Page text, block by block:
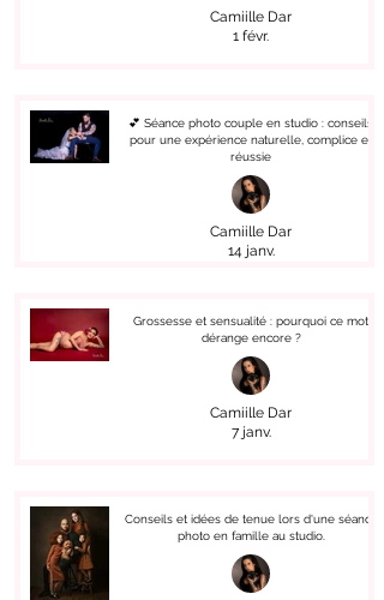
Camiille Dar
1 févr.
💕 Séance photo couple en studio : conseils
pour une expérience naturelle, complice et
réussie
Camiille Dar
14 janv.
Grossesse et sensualité : pourquoi ce mot
dérange encore ?
Camiille Dar
7 janv.
Conseils et idées de tenue lors d'une séance
photo en famille au studio.